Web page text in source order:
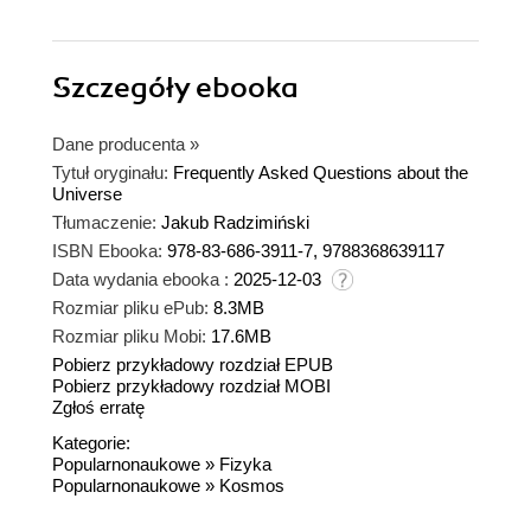
Szczegółyebooka
Dane producenta »
Tytuł oryginału: Frequently Asked Questions about the
Universe
Tłumaczenie: Jakub Radzimiński
ISBN Ebooka: 978-83-686-3911-7, 9788368639117
Data wydania ebooka : 2025-12-03
Rozmiar pliku ePub: 8.3MB
Rozmiar pliku Mobi: 17.6MB
Pobierz przykładowy rozdział EPUB
Pobierz przykładowy rozdział MOBI
Zgłoś erratę
Kategorie:
Popularnonaukowe » Fizyka
Popularnonaukowe » Kosmos